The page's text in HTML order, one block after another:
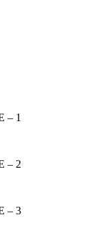
– 1
– 2
– 3